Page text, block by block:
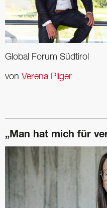
Global Forum Südtirol
von Verena Pliger
„Man hat mich für